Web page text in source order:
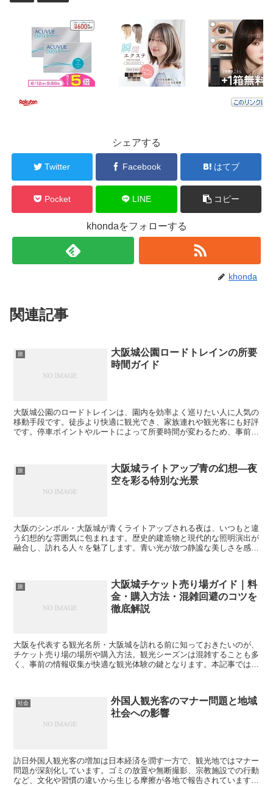
シェアする
Twitter Facebook はてブ
Pocket LINE コピー
khondaをフォローする
khonda
関連記事
旅
大阪城公園ロードトレインの所要
時間ガイド
大阪城公園のロードトレインは、園内を効率よく巡りたい人に人気の
移動手段です。徒歩より快適に観光でき、家族連れや観光客にも好評
です。停車ポイントやルートによって所要時間が変わるため、事前に
旅
大阪城ライトアップ青の幻想―夜
空を彩る特別な光景
大阪のシンボル・大阪城が青くライトアップされる夜は、いつもと違
う幻想的な雰囲気に包まれます。歴史的建造物と現代的な照明演出が
融合し、訪れる人々を魅了します。青い光が放つ静謐な美しさを感じ
旅
大阪城チケット売り場ガイド｜料
金・購入方法・混雑回避のコツを
徹底解説
大阪を代表する観光名所・大阪城を訪れる前に知っておきたいのが、
チケット売り場の場所や購入方法。観光シーズンは混雑することも多
く、事前の情報収集が快適な観光体験の鍵となります。本記事では、
社会
外国人観光客のマナー問題と地域
社会への影響
訪日外国人観光客の増加は日本経済を潤す一方で、観光地ではマナー
問題が深刻化しています。ゴミの放置や無断撮影、宗教施設での行動
など、文化や習慣の違いから生じる摩擦が各地で報告されています。